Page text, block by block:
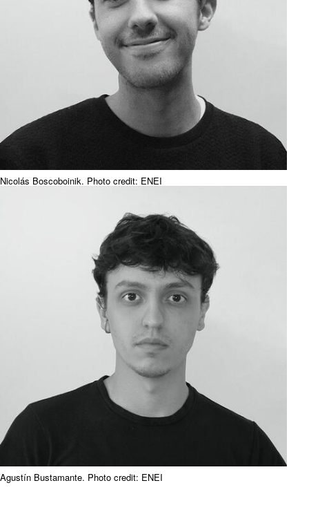
Nicolás Boscoboinik. Photo credit: ENEI
Agustín Bustamante. Photo credit: ENEI